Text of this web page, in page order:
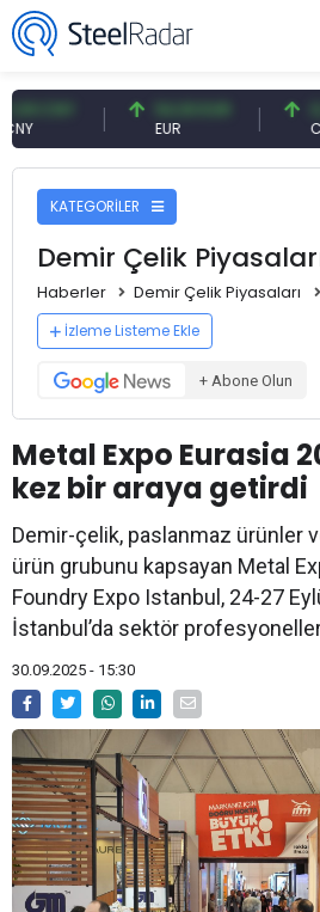
54,93 EUR
EUR
0,13 CNY
CNY/
KATEGORİLER
Demir Çelik
Haberler Demir Çelik Piyasaları
İzleme Listeme Ekle
+ Abone Olun
Metal Expo Eurasia
kez bir araya getirdi
Demir-çelik, paslanmaz ürünler
ürün grubunu kapsayan Metal
Foundry Expo Istanbul, 24-27
İstanbul’da sektör
30.09.2025 - 15:30